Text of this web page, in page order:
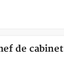
de cabinet